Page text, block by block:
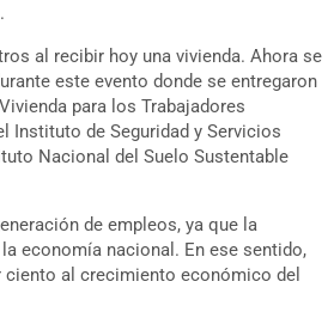
al recibir hoy una vivienda. Ahora se
este evento donde se entregaron
para los Trabajadores
Instituto de Seguridad y Servicios
Nacional del Suelo Sustentable
de empleos, ya que la
economía nacional. En ese sentido,
ciento al crecimiento económico del